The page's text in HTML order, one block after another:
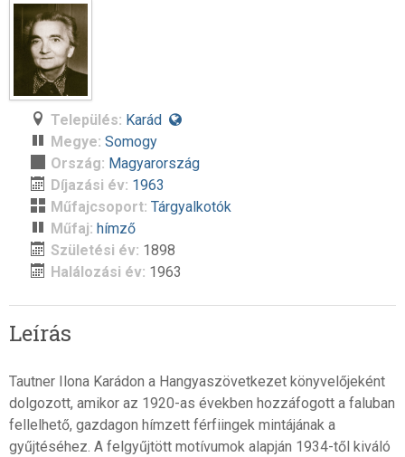
Település: Karád
Megye: Somogy
Ország: Magyarország
Díjazási év: 1963
Műfajcsoport: Tárgyalkotók
Műfaj: hímző
Születési év: 1898
Halálozási év: 1963
Leírás
Tautner Ilona Karádon a Hangyaszövetkezet könyvelőjeként
dolgozott, amikor az 1920-as években hozzáfogott a faluban
fellelhető, gazdagon hímzett férfiingek mintájának a
gyűjtéséhez. A felgyűjtött motívumok alapján 1934-től kiváló